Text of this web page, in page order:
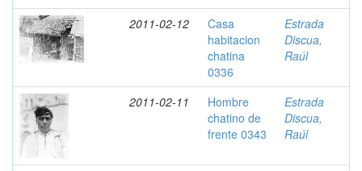
2011-02-12
Casa
habitacion
chatina
0336
Estrada
Discua,
Raúl
2011-02-11
Hombre
chatino de
frente 0343
Estrada
Discua,
Raúl